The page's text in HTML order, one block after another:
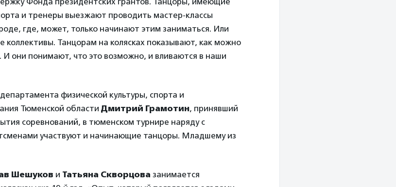
и тренеры выезжают проводить мастер-классы
где, может, только начинают этим заниматься. Или
коллективы. Танцорам на колясках показывают, как можно
И они понимают, что это возможно, и вливаются в наши
физической культуры, спорта и
Тюменской области Дмитрий Грамотин, принявший
соревнований, в тюменском турнире наряду с
участвуют и начинающие танцоры. Младшему из
Шешуков и Татьяна Скворцова занимается